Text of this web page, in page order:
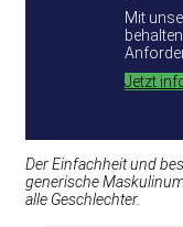
Mit
Jetzt
Der Einfachheit und
generische
alle Geschlechter.